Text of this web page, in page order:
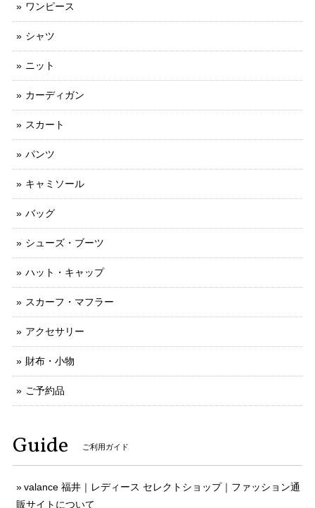
ワンピース
シャツ
ニット
カーディガン
スカート
パンツ
キャミソール
バッグ
シューズ・ブーツ
ハット・キャップ
スカーフ・マフラー
アクセサリー
財布・小物
ご予約品
Guide ご利用ガイド
valance 福井｜レディース セレクトショップ｜ファッション通
販サイトについて